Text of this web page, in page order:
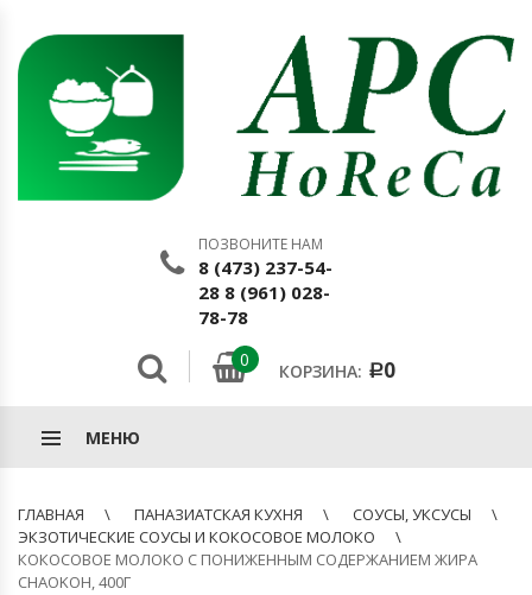
ПОЗВОНИТЕ НАМ
8 (473) 237-54-
28 8 (961) 028-
78-78
0
КОРЗИНА: Р0
МЕНЮ
ГЛАВНАЯ ПАНАЗИАТСКАЯ КУХНЯ
СОУСЫ, УКСУСЫ
ЭКЗОТИЧЕСКИЕ СОУСЫ И КОКОСОВОЕ МОЛОКО
КОКОСОВОЕ МОЛОКО С ПОНИЖЕННЫМ СОДЕРЖАНИЕМ ЖИРА
CHAOKOH, 400Г